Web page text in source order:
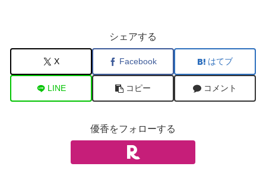
シェアする
X Facebook はてブ
LINE コピー コメント
優香をフォローする